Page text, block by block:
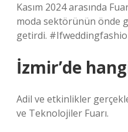
Kasım 2024 arasında
moda sektörünün önde
getirdi.
İzmir’de
Adil ve etkinlikler
ve Teknolojiler Fuarı.